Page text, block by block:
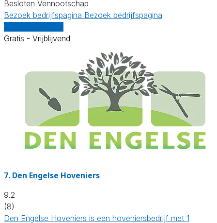
Besloten Vennootschap
Bezoek bedrijfspagina Bezoek bedrijfspagina
Gratis - Vrijblijvend
7. Den Engelse Hoveniers
9.2
(8)
Den Engelse Hoveniers is een hoveniersbedrijf met 1